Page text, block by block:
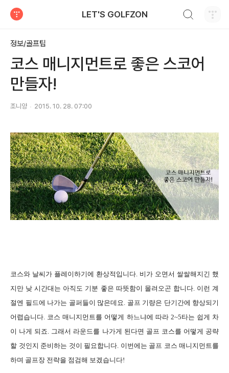
LET'S GOLFZON
정보/골프팁
코스 매니지먼트로 좋은 스코어
만들자!
조니양 2015. 10. 28. 07:00
코스와 날씨가 플레이하기에 환상적입니다. 비가 오면서 쌀쌀해지긴 했
지만 낮 시간대는 아직도 기분 좋은 따뜻함이 몰려오곤 합니다. 이런 계
절엔 필드에 나가는 골퍼들이 많은데요. 골프 기량은 단기간에 향상되기
어렵습니다. 코스 매니지먼트를 어떻게 하느냐에 따라 2~5타는 쉽게 차
이 나게 되죠. 그래서 라운드를 나가게 된다면 골프 코스를 어떻게 공략
할 것인지 준비하는 것이 필요합니다. 이번에는 골프 코스 매니지먼트를
하며 골프장 전략을 점검해 보겠습니다!